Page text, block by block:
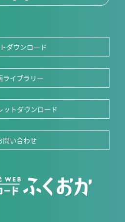
ダウンロード
ライブラリー
ットダウンロード
問い合わせ